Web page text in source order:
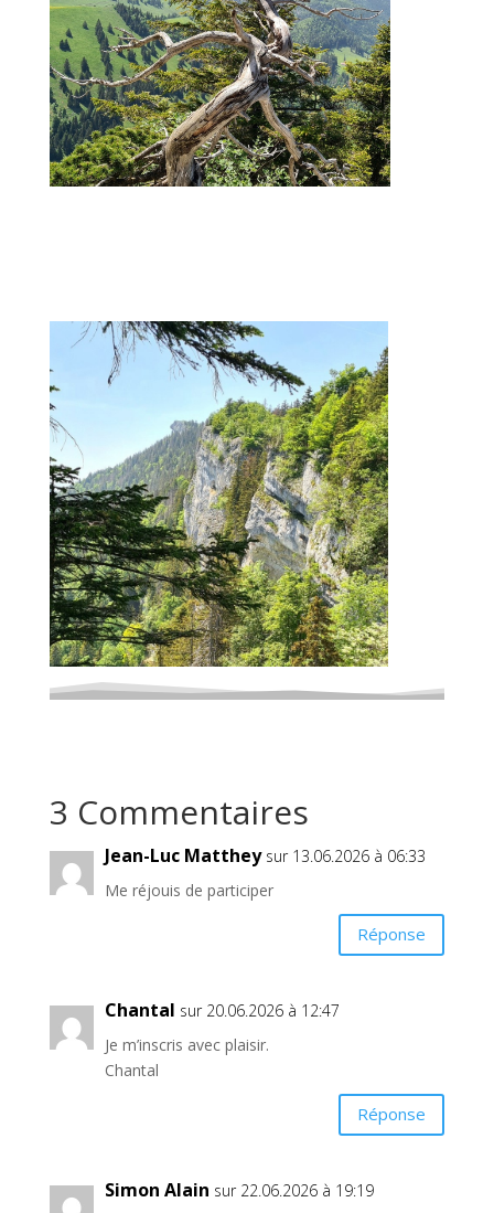
3 Commentaires
Jean-Luc Matthey sur 13.06.2026 à 06:33
Me réjouis de participer
Réponse
Chantal sur 20.06.2026 à 12:47
Je m’inscris avec plaisir.
Chantal
Réponse
Simon Alain sur 22.06.2026 à 19:19